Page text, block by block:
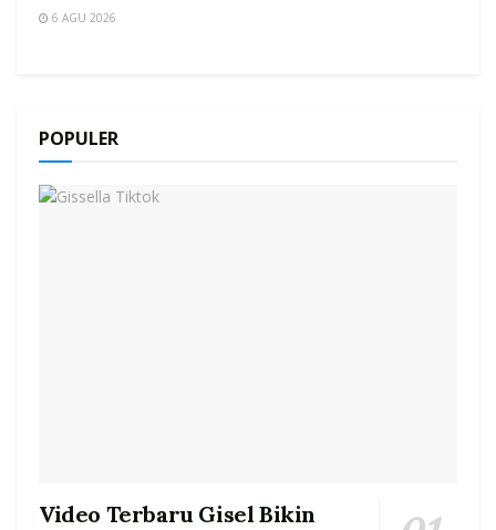
6 AGU 2026
POPULER
Video Terbaru Gisel Bikin